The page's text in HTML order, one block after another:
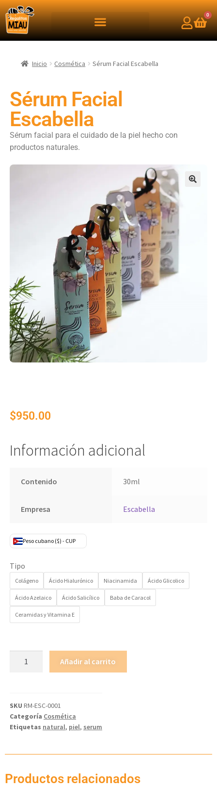
0
Inicio Cosmética Sérum Facial Escabella
Sérum Facial
Escabella
Sérum facial para el cuidado de la piel hecho con
productos naturales.
$950.00
Información adicional
Contenido 30ml
Empresa Escabella
Peso cubano ($) - CUP
Tipo
Colágeno Ácido Hialurónico Niacinamida Ácido Glicolico
Ácido Azelaico Ácido Salicílico Baba de Caracol
Ceramidas y Vitamina E
Añadir al carrito
SKU RM-ESC-0001
Categoría Cosmética
Etiquetas natural, piel, serum
Productos relacionados